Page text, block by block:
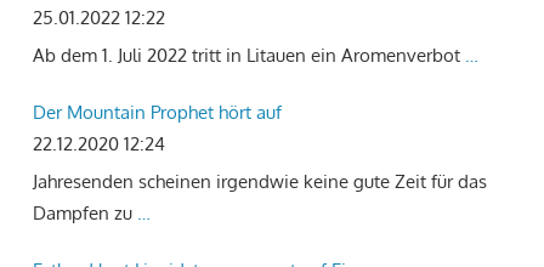
25.01.2022 12:22
Ab dem 1. Juli 2022 tritt in Litauen ein Aromenverbot …
Der Mountain Prophet hört auf
22.12.2020 12:24
Jahresenden scheinen irgendwie keine gute Zeit für das
Dampfen zu …